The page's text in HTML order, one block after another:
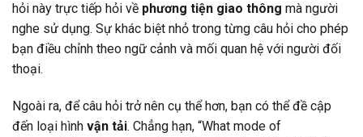
hỏi này trực tiếp hỏi về phương tiện giao thông mà người
nghe sử dụng. Sự khác biệt nhỏ trong từng câu hỏi cho phép
bạn điều chỉnh theo ngữ cảnh và mối quan hệ với người đối
thoại.
Ngoài ra, để câu hỏi trở nên cụ thể hơn, bạn có thể đề cập
đến loại hình vận tải. Chẳng hạn, “What mode of